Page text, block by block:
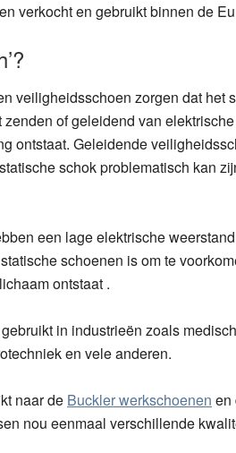
verkocht en gebruikt binnen de
veiligheidsschoen zorgen dat het
of geleidend van
ontstaat. Geleidende
schok problematisch kan
een lage elektrische
schoenen is om te
ontstaat .
in industrieën zoals
en vele anderen.
naar de Buckler werkschoenen en
nou eenmaal verschillende